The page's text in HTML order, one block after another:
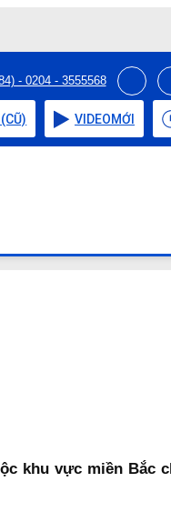
- 0204 - 3555568
VIDEOMỚI
khu vực miền